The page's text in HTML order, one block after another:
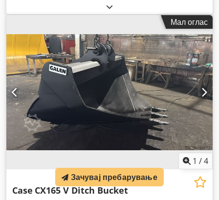
Мал оглас
1 /4
Case CX165 V Ditch Bucket
Зачувај пребарување